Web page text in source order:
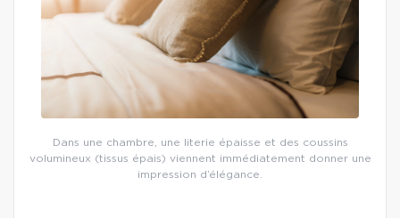
Dans une chambre, une literie épaisse et des coussins
volumineux (tissus épais) viennent immédiatement donner une
impression d’élégance.